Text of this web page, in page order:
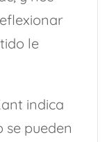
le
indica
se pueden